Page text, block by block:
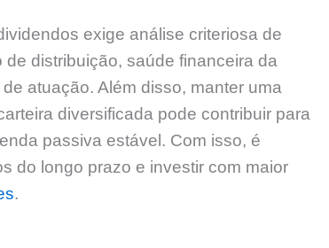
exige análise criteriosa de
distribuição, saúde financeira da
atuação. Além disso, manter uma
diversificada pode contribuir para
passiva estável. Com isso, é
do longo prazo e investir com maior
.